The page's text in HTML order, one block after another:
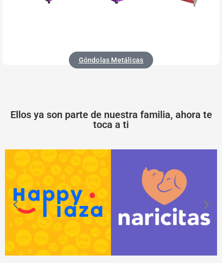
Góndolas Metálicas
Ellos ya son parte de nuestra familia, ahora te
toca a ti